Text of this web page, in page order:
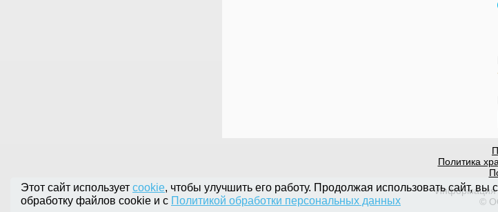
Политика
Информация
©
Этот сайт использует cookie, чтобы улучшить его работу. Продолжая использовать сайт, вы
обработку файлов cookie и с Политикой обработки персональных данных